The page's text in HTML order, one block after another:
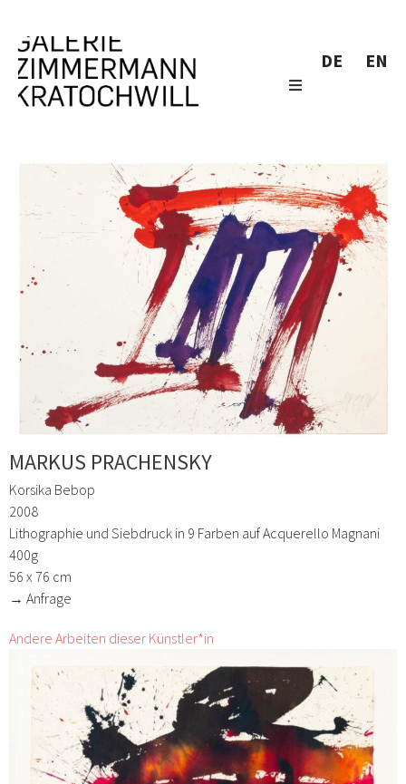
DE EN
MARKUS PRACHENSKY
Korsika Bebop
2008
Lithographie und Siebdruck in 9 Farben auf Acquerello Magnani
400g
56 x 76 cm
→ Anfrage
Andere Arbeiten dieser Künstler*in